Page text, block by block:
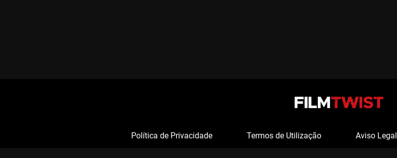
Política de Privacidade Termos de Utilização Aviso Legal